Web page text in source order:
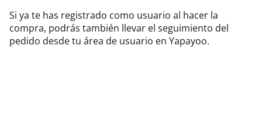
Si ya te has registrado como usuario al hacer la
compra, podrás también llevar el seguimiento del
pedido desde tu área de usuario en Yapayoo.